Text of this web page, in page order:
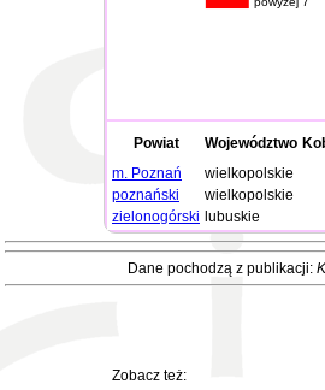
Powiat Województwo
m. Poznań
wielkopolskie
poznański
wielkopolskie
zielonogórski lubuskie
Dane pochodzą z publikacji:
Zobacz też: